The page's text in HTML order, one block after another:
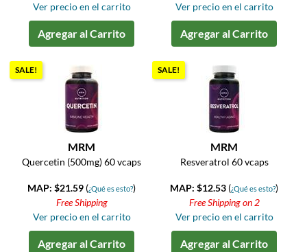
Ver precio en el carrito
Agregar al Carrito
Ver precio en el carrito
Agregar al Carrito
SALE!
MRM
Quercetin (500mg) 60 vcaps
MAP: $21.59 (¿Qué es esto?)
Free Shipping
Ver precio en el carrito
Agregar al Carrito
SALE!
MRM
Resveratrol 60 vcaps
MAP: $12.53 (¿Qué es esto?)
Free Shipping on 2
Ver precio en el carrito
Agregar al Carrito